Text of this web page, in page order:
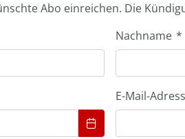
Abo einreichen. Die
Nachname *
E-Mail-